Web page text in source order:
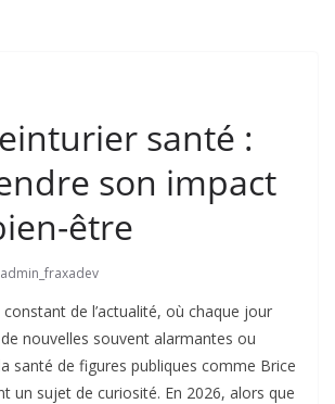
santé :
son impact
être
admin_fraxadev
de l’actualité, où chaque jour
nouvelles souvent alarmantes ou
santé de figures publiques comme Brice
un sujet de curiosité. En 2026, alors que